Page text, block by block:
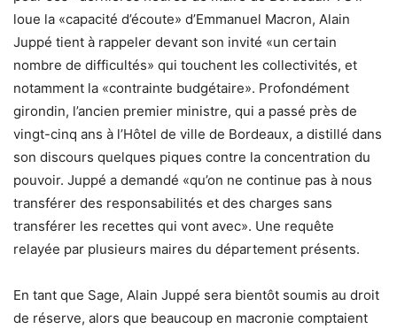
loue la «capacité d’écoute» d’Emmanuel Macron, Alain
Juppé tient à rappeler devant son invité «un certain
nombre de difficultés» qui touchent les collectivités, et
notamment la «contrainte budgétaire». Profondément
girondin, l’ancien premier ministre, qui a passé près de
vingt-cinq ans à l’Hôtel de ville de Bordeaux, a distillé dans
son discours quelques piques contre la concentration du
pouvoir. Juppé a demandé «qu’on ne continue pas à nous
transférer des responsabilités et des charges sans
transférer les recettes qui vont avec». Une requête
relayée par plusieurs maires du département présents.
En tant que Sage, Alain Juppé sera bientôt soumis au droit
de réserve, alors que beaucoup en macronie comptaient